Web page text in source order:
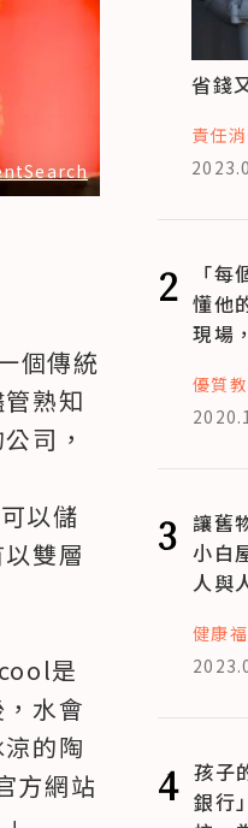
個傳統
熟知
司，
以儲
雙層
是
水會
的陶
方網站
省錢
責任
2
「
懂他
現場
優質
3 讓舊
小白
人與
健康
4 孩子
銀行